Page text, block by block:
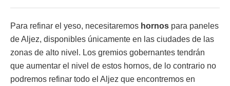
Para refinar el yeso, necesitaremos hornos para paneles
de Aljez, disponibles únicamente en las ciudades de las
zonas de alto nivel. Los gremios gobernantes tendrán
que aumentar el nivel de estos hornos, de lo contrario no
podremos refinar todo el Aljez que encontremos en